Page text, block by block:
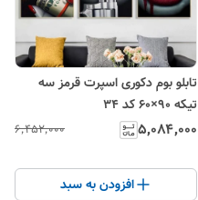
تابلو بوم دکوری اسپرت قرمز سه
تیکه ۹۰×۶۰ کد ۳۴
۵٬۰۸۴٬۰۰۰ ۶٬۴۵۲٬۰۰۰
افزودن به سبد